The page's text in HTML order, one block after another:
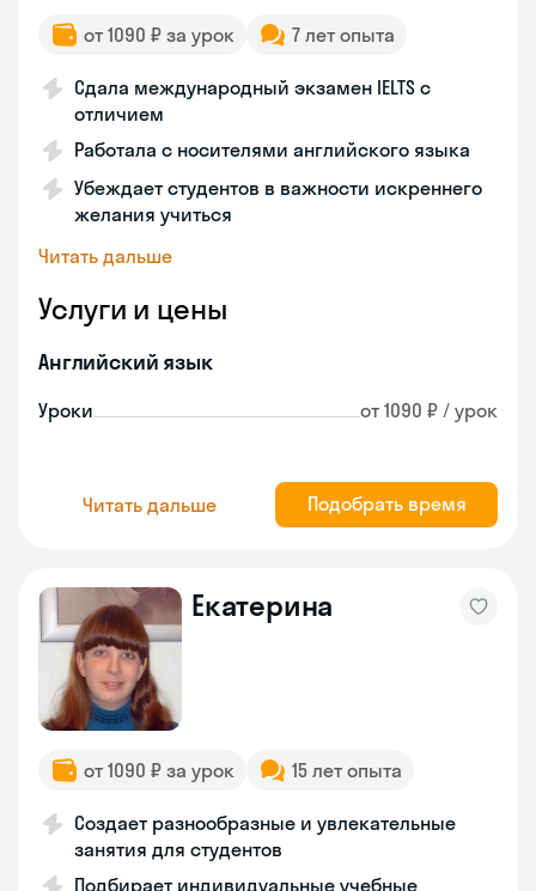
от 1090 ₽ за урок 7 лет опыта
Сдала международный экзамен IELTS с
отличием
Работала с носителями английского языка
Убеждает студентов в важности искреннего
желания учиться
Читать дальше
Услуги и цены
Английский язык
Уроки от 1090 ₽ / урок
Читать дальше Подобрать время
Екатерина
от 1090 ₽ за урок 15 лет опыта
Создает разнообразные и увлекательные
занятия для студентов
Подбирает индивидуальные учебные